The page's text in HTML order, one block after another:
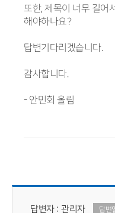
또한, 제목이 너무 길어
해야하나요?
답변기다리겠습니다.
감사합니다.
- 안민회 올림
답변자 : 관리자 답변